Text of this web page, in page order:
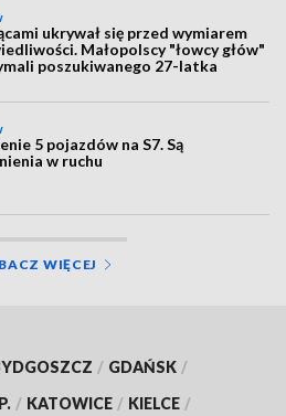
ukrywał się przed wymiarem
Małopolscy "łowcy głów"
poszukiwanego 27-latka
5 pojazdów na S7. Są
w ruchu
WIĘCEJ
/ GDAŃSK /
/ KATOWICE / KIELCE /